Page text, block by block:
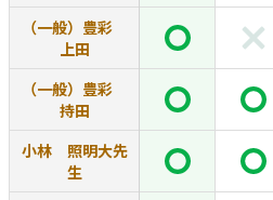
（一般）豊彩
上田
（一般）豊彩
持田
小林 照明大先
生